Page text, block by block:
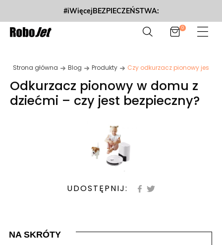
#iWięcejBEZPIECZEŃSTWA:
0
Strona główna Blog Produkty Czy odkurzacz pionowy jest
Odkurzacz pionowy w domu z
dziećmi – czy jest bezpieczny?
UDOSTĘPNIJ:
NA SKRÓTY